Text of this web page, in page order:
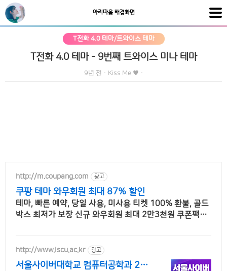
아리따움 배경화면
T전화 4.0 테마/트와이스 테마
T전화 4.0 테마 - 9번째 트와이스 미나 테마
9년 전 · Kiss Me ♥ ·
http://m.coupang.com 광고
쿠팡 테마 와우회원 최대 87% 할인
테마, 빠른 예약, 당일 사용, 미사용 티켓 100% 환불, 골드
박스 최저가 보장 신규 와우회원 최대 2만3천원 쿠폰팩+
http://www.iscu.ac.kr 광고
서울사이버대학교 컴퓨터공학과 20